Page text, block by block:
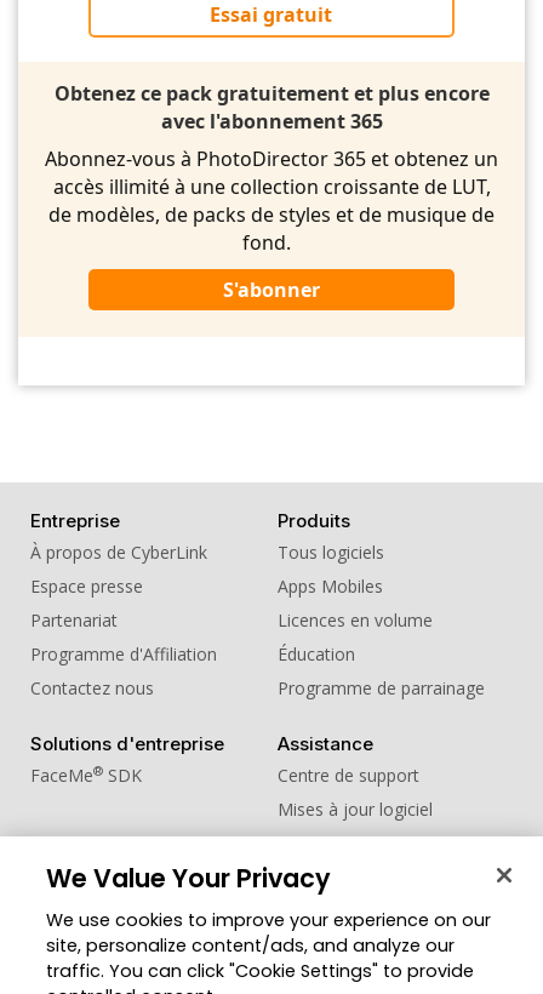
Essai gratuit
Obtenez ce pack gratuitement et plus encore
avec l'abonnement 365
Abonnez-vous à PhotoDirector 365 et obtenez un
accès illimité à une collection croissante de LUT,
de modèles, de packs de styles et de musique de
fond.
S'abonner
Entreprise
À propos de CyberLink
Espace presse
Partenariat
Programme d'Affiliation
Contactez nous
Produits
Tous logiciels
Apps Mobiles
Licences en volume
Éducation
Programme de parrainage
Solutions d'entreprise
FaceMe® SDK
Assistance
Centre de support
Mises à jour logiciel
Centre d'apprentissage
Zone des Membres
Blog
Changer de région
We Value Your Privacy
We use cookies to improve your experience on our
site, personalize content/ads, and analyze our
traffic. You can click "Cookie Settings" to provide